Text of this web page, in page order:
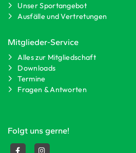
Unser Sportangebot
Ausfälle und Vertretungen
Mitglieder-Service
Alles zur Mitgliedschaft
Downloads
Termine
Fragen & Antworten
Folgt uns gerne!